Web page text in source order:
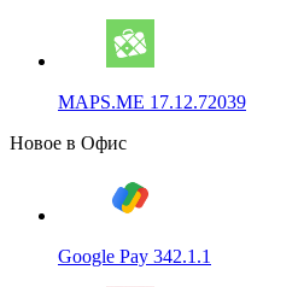
MAPS.ME 17.12.72039
Новое в Офис
Google Pay 342.1.1